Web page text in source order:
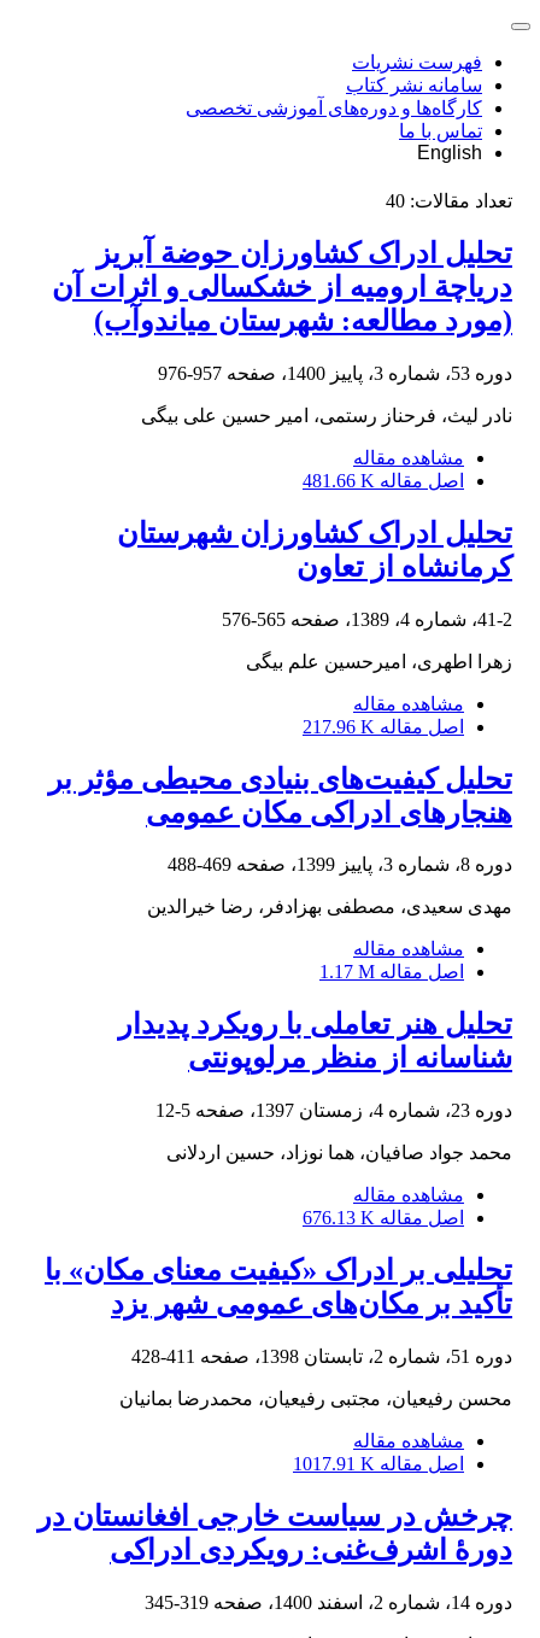
فهرست نشریات
سامانه نشر کتاب
کارگاه‌ها و دوره‌های آموزشی تخصصی
تماس با ما
English
تعداد مقالات: 40
تحلیل ادراک کشاورزان حوضة آبریز
دریاچة ارومیه از خشک‏سالی و اثرات آن
(مورد مطالعه: شهرستان میاندوآب)
دوره 53، شماره 3، پاییز 1400، صفحه 957-976
نادر لیث، فرحناز رستمی، امیر حسین علی بیگی
مشاهده مقاله
اصل مقاله 481.66 K
تحلیل ادراک کشاورزان شهرستان
کرمانشاه از تعاون
41-2، شماره 4، 1389، صفحه 565-576
زهرا اطهری، امیرحسین علم بیگی
مشاهده مقاله
اصل مقاله 217.96 K
تحلیل کیفیت‌های بنیادی محیطی مؤثر بر
هنجارهای ادراکی مکان عمومی
دوره 8، شماره 3، پاییز 1399، صفحه 469-488
مهدی سعیدی، مصطفی بهزادفر، رضا خیرالدین
مشاهده مقاله
اصل مقاله 1.17 M
تحلیل هنر تعاملی با رویکرد پدیدار
شناسانه از منظر مرلوپونتی
دوره 23، شماره 4، زمستان 1397، صفحه 5-12
محمد جواد صافیان، هما نوزاد، حسین اردلانی
مشاهده مقاله
اصل مقاله 676.13 K
تحلیلی بر ادراک «کیفیت معنای مکان» با
تأکید بر مکان‌های عمومی شهر یزد
دوره 51، شماره 2، تابستان 1398، صفحه 411-428
محسن رفیعیان، مجتبی رفیعیان، محمدرضا بمانیان
مشاهده مقاله
اصل مقاله 1017.91 K
چرخش در سیاست خارجی افغانستان در
دورۀ اشرف‌غنی: رویکردی ادراکی
دوره 14، شماره 2، اسفند 1400، صفحه 319-345